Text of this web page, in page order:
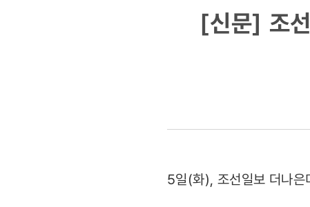
[신문]
/
어려워도
[신문] 조
5일(화), 조선일보 더나은